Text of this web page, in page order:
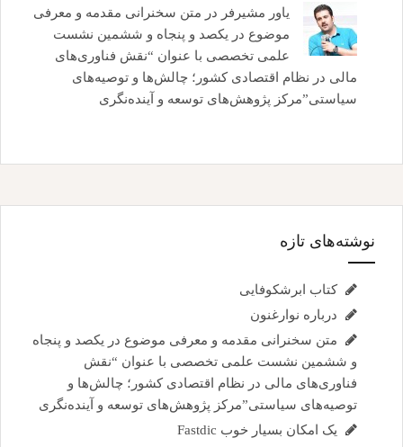
یاور مشیرفر در متن سخنرانی مقدمه و معرفی
موضوع در یکصد و پنجاه و ششمین نشست
علمی تخصصی با عنوان “نقش فناوری‌های
مالی در نظام اقتصادی کشور؛ چالش‌ها و توصیه‌های
سیاستی”مرکز پژوهش‌های توسعه و آینده‌نگری
نوشته‌های تازه
کتاب ابرشکوفایی
درباره نوارغنون
متن سخنرانی مقدمه و معرفی موضوع در یکصد و پنجاه
و ششمین نشست علمی تخصصی با عنوان “نقش
فناوری‌های مالی در نظام اقتصادی کشور؛ چالش‌ها و
توصیه‌های سیاستی”مرکز پژوهش‌های توسعه و آینده‌نگری
یک امکان بسیار خوب Fastdic